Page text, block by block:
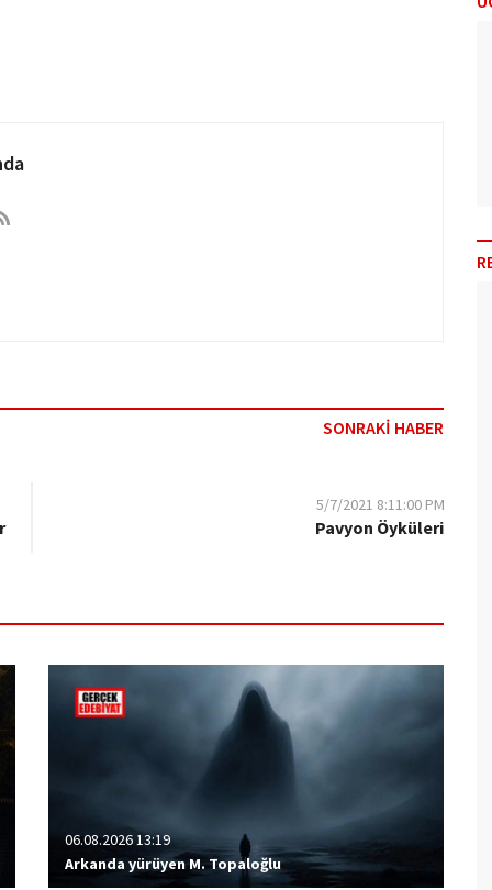
SONRAKİ HABER
5/7/2021 8:11:00 PM
Pavyon Öyküleri
06.08.2026 13:19
Arkanda yürüyen M. Topaloğlu